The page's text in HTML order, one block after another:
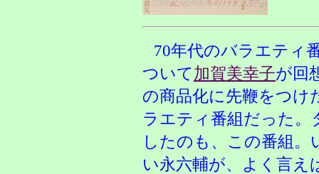
70年代のバラエティ
ついて加賀美幸子が回
の商品化に先鞭をつけ
ラエティ番組だった。
したのも、この番組
い永六輔が、よく言え